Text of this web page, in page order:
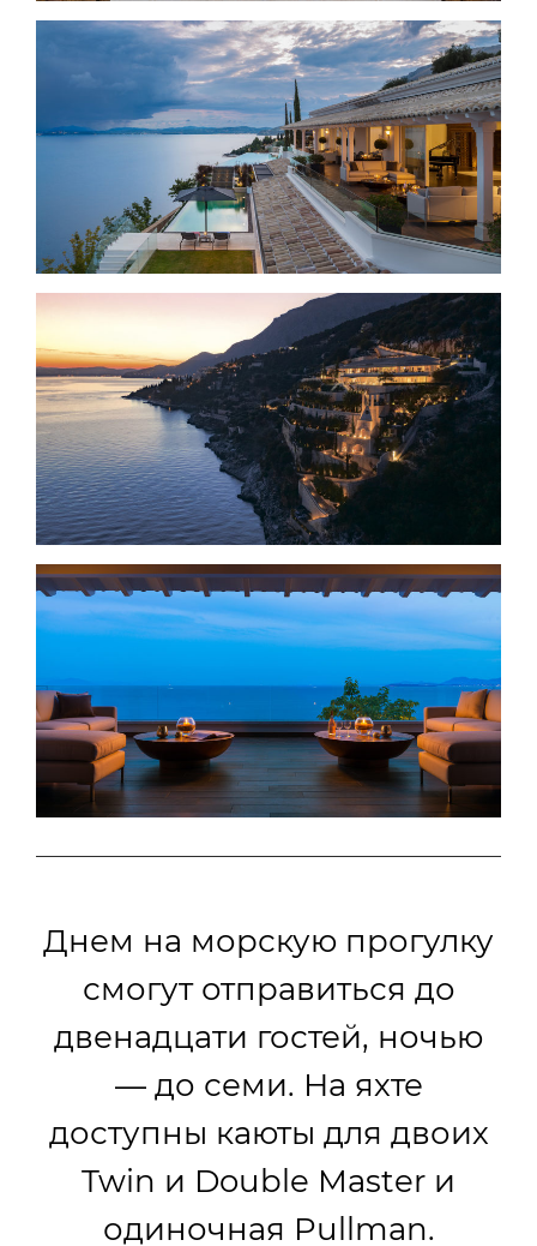
Днем на морскую прогулку
смогут отправиться до
двенадцати гостей, ночью
— до семи. На яхте
доступны каюты для двоих
Twin и Double Master и
одиночная Pullman.